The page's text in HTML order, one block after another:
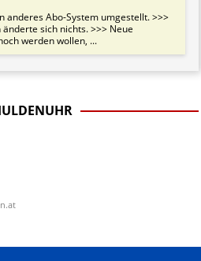
anderes Abo-System umgestellt. >>>
sich nichts. >>> Neue
werden wollen, ...